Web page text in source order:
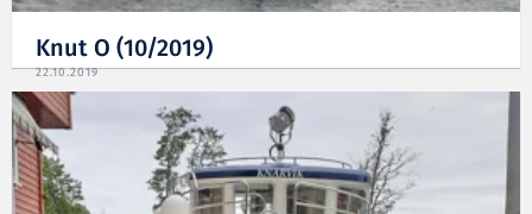
Knut O (10/2019)
22.10.2019